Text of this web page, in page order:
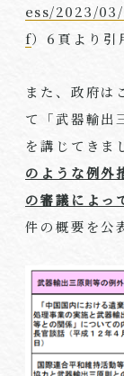
ess/2023/
f） 6 頁より引
また、政府は
て「武器輸出
を講じてきま
のような例外
の審議によっ
件の概要を公